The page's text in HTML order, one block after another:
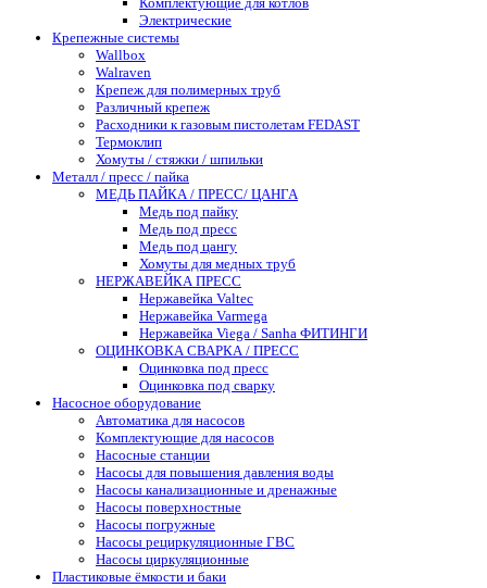
Электрические
Крепежные системы
Wallbox
Walraven
Крепеж для полимерных труб
Различный крепеж
Расходники к газовым пистолетам FEDAST
Термоклип
Хомуты / стяжки / шпильки
Металл / пресс / пайка
МЕДЬ ПАЙКА / ПРЕСС/ ЦАНГА
Медь под пайку
Медь под пресс
Медь под цангу
Хомуты для медных труб
НЕРЖАВЕЙКА ПРЕСС
Нержавейка Valtec
Нержавейка Varmega
Нержавейка Viega / Sanha ФИТИНГИ
ОЦИНКОВКА СВАРКА / ПРЕСС
Оцинковка под пресс
Оцинковка под сварку
Насосное оборудование
Автоматика для насосов
Комплектующие для насосов
Насосные станции
Насосы для повышения давления воды
Насосы канализационные и дренажные
Насосы поверхностные
Насосы погружные
Насосы рециркуляционные ГВС
Насосы циркуляционные
Пластиковые ёмкости и баки